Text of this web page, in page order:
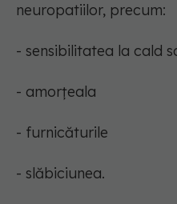
neuropatiilor, precum:
- sensibilitatea la cald
- amorțeala
- furnicăturile
- slăbiciunea.